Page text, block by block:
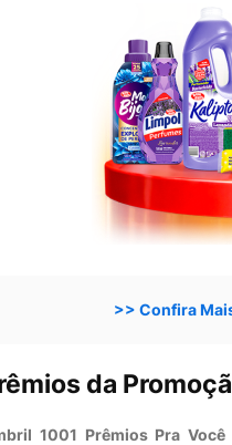
>> Confira
da
1001 Prêmios Pra Você